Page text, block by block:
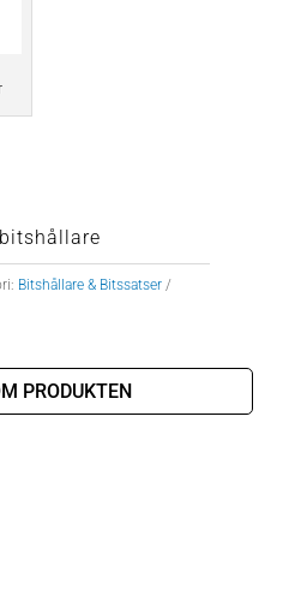
Bitshållare & Bitssatser
PRODUKTEN